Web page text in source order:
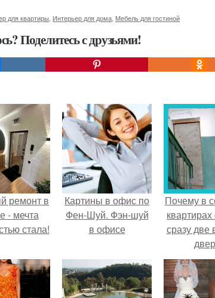
для квартиры Интерьер для дома Мебель для гостиной
Поделитесь с друзьями!
ремонт в
- мечта
стала!
Картины в офис по
Фен-Шуй. Фэн-шуй
в офисе
Почему в
сразу две